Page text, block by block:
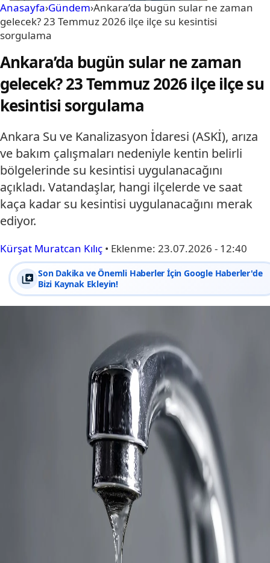
Anasayfa›Gündem›Ankara’da bugün sular ne zaman
gelecek? 23 Temmuz 2026 ilçe ilçe su kesintisi
sorgulama
Ankara’da bugün sular ne zaman
gelecek? 23 Temmuz 2026 ilçe ilçe su
kesintisi sorgulama
Ankara Su ve Kanalizasyon İdaresi (ASKİ), arıza
ve bakım çalışmaları nedeniyle kentin belirli
bölgelerinde su kesintisi uygulanacağını
açıkladı. Vatandaşlar, hangi ilçelerde ve saat
kaça kadar su kesintisi uygulanacağını merak
ediyor.
Kürşat Muratcan Kılıç • Eklenme: 23.07.2026 - 12:40
Son Dakika ve Önemli Haberler İçin Google Haberler'de
Bizi Kaynak Ekleyin!